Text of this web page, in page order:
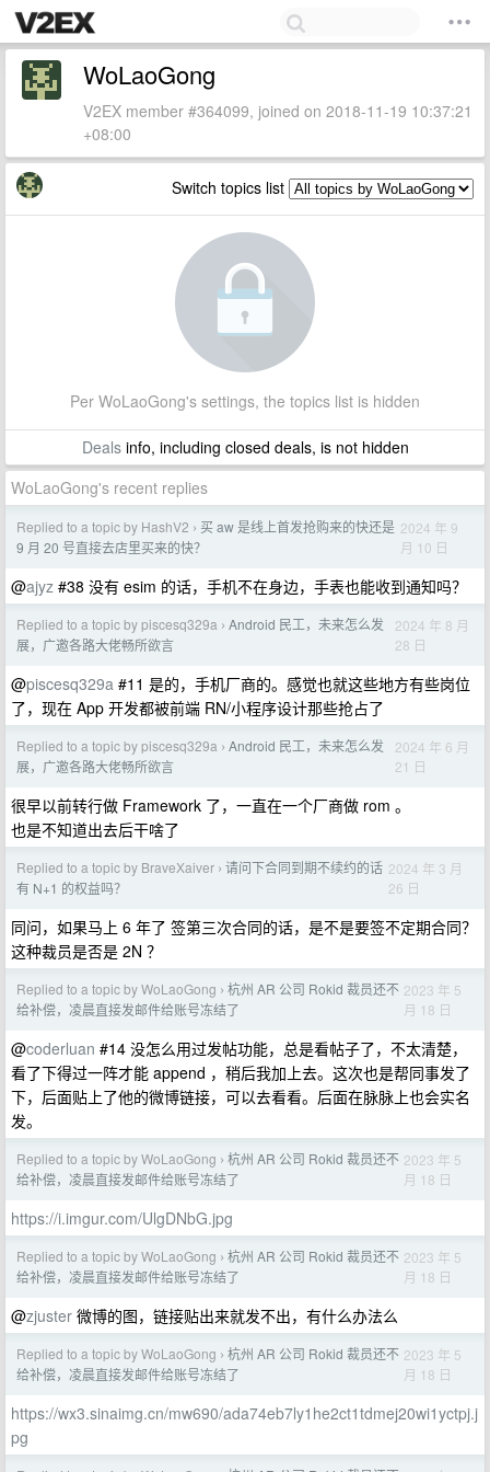
WoLaoGong
V2EX member #364099, joined on 2018-11-19 10:37:21
+08:00
Switch topics list
Per WoLaoGong's settings, the topics list is hidden
Dealsinfo, including closed deals, is not hidden
WoLaoGong's recent replies
Replied to a topic by HashV2 › 买 aw 是线上首发抢购来的快还是
9 月 20 号直接去店里买来的快？
2024 年 9
月 10 日
@ajyz #38 没有 esim 的话，手机不在身边，手表也能收到通知吗？
Replied to a topic by piscesq329a › Android 民工，未来怎么发
展，广邀各路大佬畅所欲言
2024 年 8 月
28 日
@piscesq329a #11 是的，手机厂商的。感觉也就这些地方有些岗位
了，现在 App 开发都被前端 RN/小程序设计那些抢占了
Replied to a topic by piscesq329a › Android 民工，未来怎么发
展，广邀各路大佬畅所欲言
2024 年 6 月
21 日
很早以前转行做 Framework 了，一直在一个厂商做 rom 。
也是不知道出去后干啥了
Replied to a topic by BraveXaiver › 请问下合同到期不续约的话
有 N+1 的权益吗？
2024 年 3 月
26 日
同问，如果马上 6 年了 签第三次合同的话，是不是要签不定期合同？
这种裁员是否是 2N ？
Replied to a topic by WoLaoGong › 杭州 AR 公司 Rokid 裁员还不
给补偿，凌晨直接发邮件给账号冻结了
2023 年 5
月 18 日
@coderluan #14 没怎么用过发帖功能，总是看帖子了，不太清楚，
看了下得过一阵才能 append ，稍后我加上去。这次也是帮同事发了
下，后面贴上了他的微博链接，可以去看看。后面在脉脉上也会实名
发。
Replied to a topic by WoLaoGong › 杭州 AR 公司 Rokid 裁员还不
给补偿，凌晨直接发邮件给账号冻结了
2023 年 5
月 18 日
https://i.imgur.com/UlgDNbG.jpg
Replied to a topic by WoLaoGong › 杭州 AR 公司 Rokid 裁员还不
给补偿，凌晨直接发邮件给账号冻结了
2023 年 5
月 18 日
@zjuster 微博的图，链接贴出来就发不出，有什么办法么
Replied to a topic by WoLaoGong › 杭州 AR 公司 Rokid 裁员还不
给补偿，凌晨直接发邮件给账号冻结了
2023 年 5
月 18 日
https://wx3.sinaimg.cn/mw690/ada74eb7ly1he2ct1tdmej20wi1yctpj.j
pg